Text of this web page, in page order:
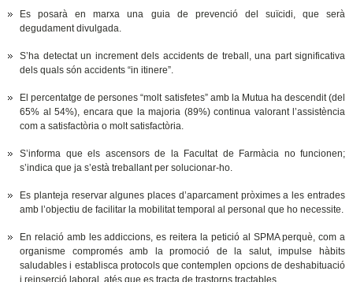
Es posarà en marxa una guia de prevenció del suïcidi, que serà
degudament divulgada.
S’ha detectat un increment dels accidents de treball, una part significativa
dels quals són accidents “in itinere”.
El percentatge de persones “molt satisfetes” amb la Mutua ha descendit (del
65% al 54%), encara que la majoria (89%) continua valorant l’assistència
com a satisfactòria o molt satisfactòria.
S’informa que els ascensors de la Facultat de Farmàcia no funcionen;
s’indica que ja s’està treballant per solucionar-ho.
Es planteja reservar algunes places d’aparcament pròximes a les entrades
amb l’objectiu de facilitar la mobilitat temporal al personal que ho necessite.
En relació amb les addiccions, es reitera la petició al SPMA perquè, com a
organisme compromés amb la promoció de la salut, impulse hàbits
saludables i establisca protocols que contemplen opcions de deshabituació